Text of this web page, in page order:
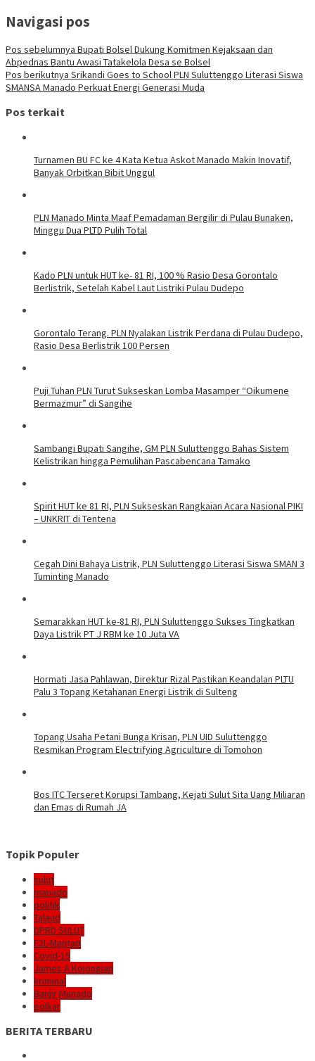
Navigasi pos
Pos sebelumnya Bupati Bolsel Dukung Komitmen Kejaksaan dan
Abpednas Bantu Awasi Tatakelola Desa se Bolsel
Pos berikutnya Srikandi Goes to School PLN Suluttenggo Literasi Siswa
SMANSA Manado Perkuat Energi Generasi Muda
Pos terkait
Turnamen BU FC ke 4 Kata Ketua Askot Manado Makin Inovatif,
Banyak Orbitkan Bibit Unggul
PLN Manado Minta Maaf Pemadaman Bergilir di Pulau Bunaken,
Minggu Dua PLTD Pulih Total
Kado PLN untuk HUT ke- 81 RI, 100 % Rasio Desa Gorontalo
Berlistrik, Setelah Kabel Laut Listriki Pulau Dudepo
Gorontalo Terang. PLN Nyalakan Listrik Perdana di Pulau Dudepo,
Rasio Desa Berlistrik 100 Persen
Puji Tuhan PLN Turut Sukseskan Lomba Masamper “Oikumene
Bermazmur” di Sangihe
Sambangi Bupati Sangihe, GM PLN Suluttenggo Bahas Sistem
Kelistrikan hingga Pemulihan Pascabencana Tamako
Spirit HUT ke 81 RI, PLN Sukseskan Rangkaian Acara Nasional PIKI
– UNKRIT di Tentena
Cegah Dini Bahaya Listrik, PLN Suluttenggo Literasi Siswa SMAN 3
Tuminting Manado
Semarakkan HUT ke-81 RI, PLN Suluttenggo Sukses Tingkatkan
Daya Listrik PT J RBM ke 10 Juta VA
Hormati Jasa Pahlawan, Direktur Rizal Pastikan Keandalan PLTU
Palu 3 Topang Ketahanan Energi Listrik di Sulteng
Topang Usaha Petani Bunga Krisan, PLN UID Suluttenggo
Resmikan Program Electrifying Agriculture di Tomohon
Bos ITC Terseret Korupsi Tambang, Kejati Sulut Sita Uang Miliaran
dan Emas di Rumah JA
Topik Populer
sulut
manado
politik
Talaud
DPRD SULUT
E2L-Mantap
Covid-19
James A Kojongian
kriminal
Banjir Manado
golkar
BERITA TERBARU